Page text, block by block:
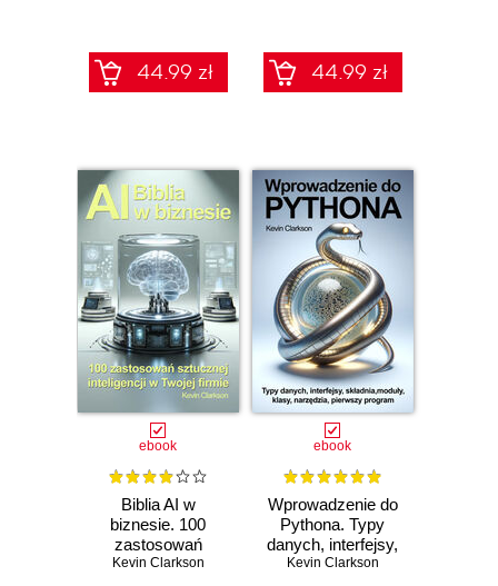
44.99 zł 44.99 zł
ebook
Biblia AI w
biznesie. 100
zastosowań
sztucznej
Kevin Clarkson
ebook
Wprowadzenie do
Pythona. Typy
danych, interfejsy,
składnia, moduły,
Kevin Clarkson